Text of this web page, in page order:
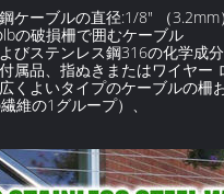
ケーブルの直径:1/8" （
の破損柵で囲むケーブル
びステンレス鋼316の化学成
属品、指ぬきまたはワイヤ
くよいタイプのケーブルの柵
維の1グループ）、